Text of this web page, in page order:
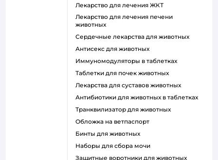
Лекарство для лечения ЖКТ
Лекарство для лечения печени
животных
Сердечные лекарства для животных
Антисекс для животных
Иммуномодуляторы в таблетках
Таблетки для почек животных
Лекарства для суставов животных
Антибиотики для животных в таблетках
Транквилизатор для животных
Обложка на ветпаспорт
Бинты для животных
Наборы для сбора мочи
Защитные воротники для животных